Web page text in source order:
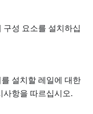
구성 요소를 설치하십
설치할 레일에 대한
사항을 따르십시오.